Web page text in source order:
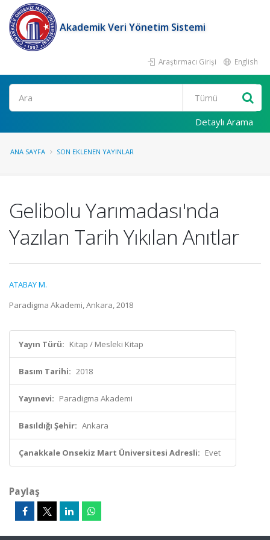
Akademik Veri Yönetim Sistemi
Araştırmacı Girişi English
Ara
Detaylı Arama
ANA SAYFA SON EKLENEN YAYINLAR
Gelibolu Yarımadası'nda
Yazılan Tarih Yıkılan Anıtlar
ATABAY M.
Paradigma Akademi, Ankara, 2018
Yayın Türü: Kitap / Mesleki Kitap
Basım Tarihi: 2018
Yayınevi: Paradigma Akademi
Basıldığı Şehir: Ankara
Çanakkale Onsekiz Mart Üniversitesi Adresli: Evet
Paylaş